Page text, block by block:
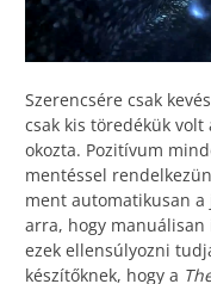
Szerencsére csak
csak kis töredékük
okozta. Pozitívum
mentéssel
ment automatikusan
arra, hogy
ezek ellensúlyozni
készítőknek, hogy a